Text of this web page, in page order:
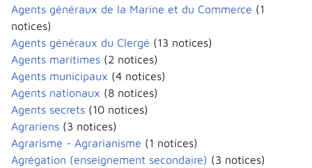
Agents généraux de la Marine et du Commerce (1
notices)
Agents généraux du Clergé (13 notices)
Agents maritimes (2 notices)
Agents municipaux (4 notices)
Agents nationaux (8 notices)
Agents secrets (10 notices)
Agrariens (3 notices)
Agrarisme - Agrarianisme (1 notices)
Agrégation (enseignement secondaire) (3 notices)